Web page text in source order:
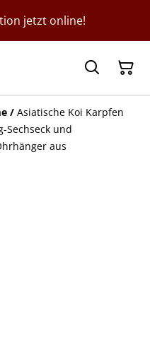
jetzt online!
/ Asiatische Koi Karpfen
Sechseck und
aus